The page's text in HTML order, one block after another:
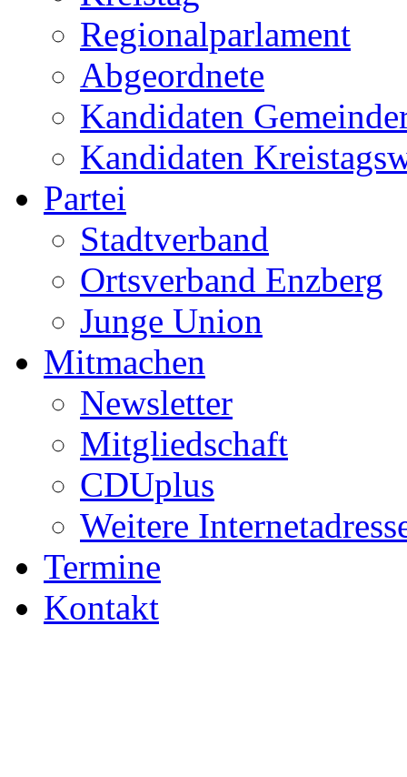
Regionalparlament
Abgeordnete
Kandidaten
Kandidaten
Partei
Stadtverband
Ortsverband Enzberg
Junge Union
Mitmachen
Newsletter
Mitgliedschaft
CDUplus
Weitere
Termine
Kontakt